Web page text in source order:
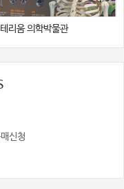
리움 의학박물관
신청